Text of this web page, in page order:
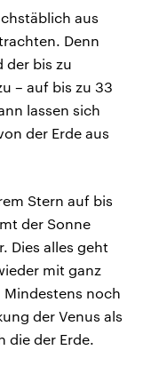
aus
Denn
der bis zu
– auf bis zu 33
lassen sich
der Erde aus
Stern auf bis
der Sonne
Dies alles geht
mit ganz
noch
der Venus als
die der Erde.